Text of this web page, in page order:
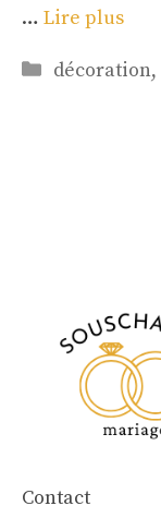
… Lire plus
Catégories
décoration,
Contact